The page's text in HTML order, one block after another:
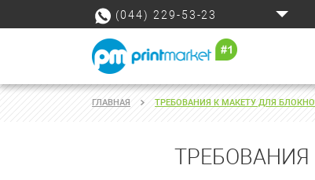
(044) 229-53-23
ГЛАВНАЯ ТРЕБОВАНИЯ К МАКЕТУ ДЛЯ